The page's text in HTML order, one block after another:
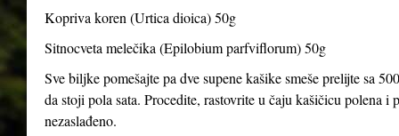
Kopriva koren (Urtica dioica) 50g
Sitnocveta melečika (Epilobium parfviflorum) 50g
Sve biljke pomešajte pa dve supene kašike smeše prelijte sa
da stoji pola sata. Procedite, rastovrite u čaju kašičicu polena
nezaslađeno.